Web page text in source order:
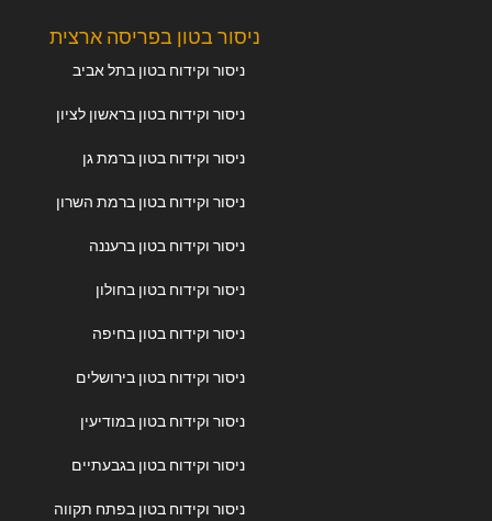
ניסור בטון בפריסה ארצית
ניסור וקידוח בטון בתל אביב
ניסור וקידוח בטון בראשון לציון
ניסור וקידוח בטון ברמת גן
ניסור וקידוח בטון ברמת השרון
ניסור וקידוח בטון ברעננה
ניסור וקידוח בטון בחולון
ניסור וקידוח בטון בחיפה
ניסור וקידוח בטון בירושלים
ניסור וקידוח בטון במודיעין
ניסור וקידוח בטון בגבעתיים
ניסור וקידוח בטון בפתח תקווה